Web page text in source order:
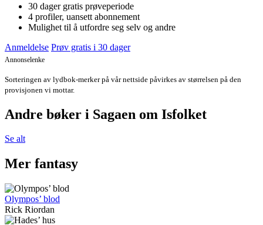
30 dager gratis prøveperiode
4 profiler, uansett abonnement
Mulighet til å utfordre seg selv og andre
Anmeldelse Prøv gratis i 30 dager
Annonselenke
Sorteringen av lydbok-merker på vår nettside påvirkes av størrelsen på den
provisjonen vi mottar.
Andre bøker i Sagaen om Isfolket
Se alt
Mer fantasy
Olympos’ blod
Rick Riordan